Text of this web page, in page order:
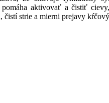
pomáha aktivovať a čistiť
čistí strie a mierni prejavy